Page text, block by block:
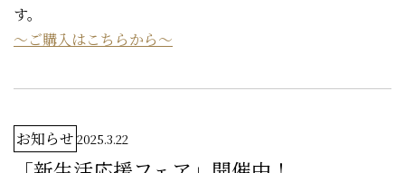
す。
～ご購入はこちらから～
お知らせ 2025.3.22